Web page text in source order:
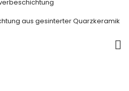
aus gesinterter Quarzkeramik